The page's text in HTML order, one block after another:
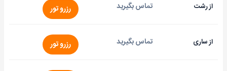
از رشت تماس بگیرید رزرو تور
از ساری تماس بگیرید رزرو تور